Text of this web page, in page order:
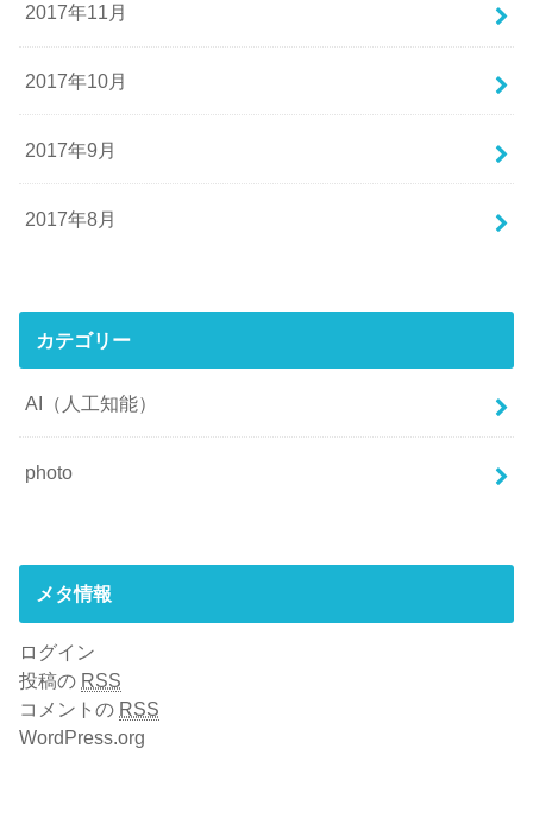
2017年11月
2017年10月
2017年9月
2017年8月
カテゴリー
AI（人工知能）
photo
メタ情報
ログイン
投稿の RSS
コメントの RSS
WordPress.org